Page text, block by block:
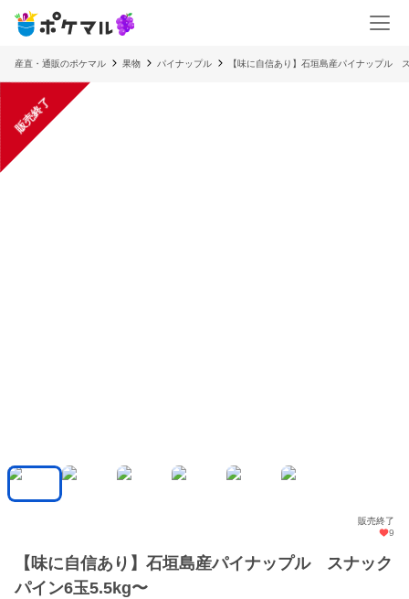
産直・通販のポケマル 果物 パイナップル 【味に自信あり】石垣島産パイナップル
販売終了
販売終了
9
【味に自信あり】石垣島産パイナップル スナック
パイン6玉5.5kg〜